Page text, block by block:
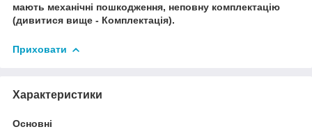
мають механічні пошкодження, неповну комплектацію
(дивитися вище - Комплектація).
Приховати
Характеристики
Основні